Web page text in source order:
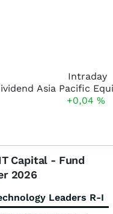
Intraday
+0,04 %
Capital - Fund
2026
Leaders R-I